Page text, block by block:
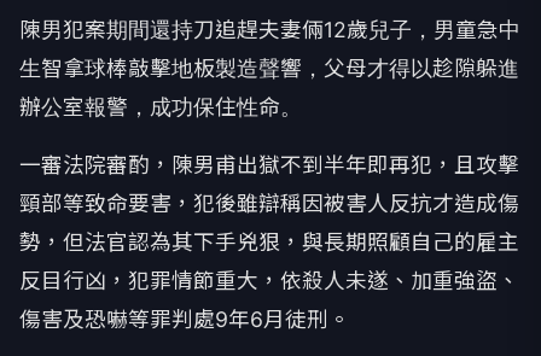
陳男犯案期間還持刀追趕夫妻倆12歲兒子，男童急中
生智拿球棒敲擊地板製造聲響，父母才得以趁隙躲進
辦公室報警，成功保住性命。
一審法院審酌，陳男甫出獄不到半年即再犯，且攻擊
頸部等致命要害，犯後雖辯稱因被害人反抗才造成傷
勢，但法官認為其下手兇狠，與長期照顧自己的雇主
反目行凶，犯罪情節重大，依殺人未遂、加重強盜、
傷害及恐嚇等罪判處9年6月徒刑。